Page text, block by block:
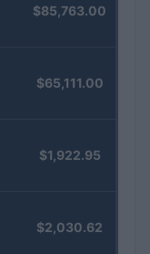
$85,763.00
$65,111.00
$1,922.95
$2,030.62